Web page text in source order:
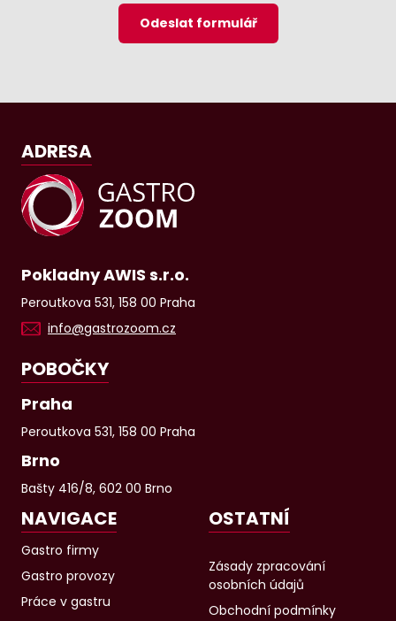
Odeslat formulář
ADRESA
Pokladny AWIS s.r.o.
Peroutkova 531, 158 00 Praha
info@gastrozoom.cz
POBOČKY
Praha
Peroutkova 531, 158 00 Praha
Brno
Bašty 416/8, 602 00 Brno
NAVIGACE
Gastro firmy
Gastro provozy
Práce v gastru
OSTATNÍ
Zásady zpracování
osobních údajů
Obchodní podmínky